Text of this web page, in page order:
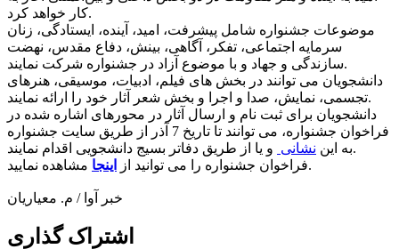
کار خواهد کرد.
موضوعات جشنواره شامل پیشرفت، امید، آینده، ایستادگی، زنان
سرمایه اجتماعی، تفکر، آگاهی، بینش، دفاع مقدس، نهضت
سازندگی و جهاد و با موضوع آزاد در جشنواره شرکت نمایند.
دانشجویان می توانند در بخش های فیلم، ادبیات، موسیقی، هنرهای
تجسمی، نمایش، صدا و اجرا و بخش شعر آثار خود را ارائه نمایند.
دانشجویان برای ثبت نام و ارسال آثار در محورهای اشاره شده در
فراخوان جشنواره، می توانند تا تاریخ 7 آذر از طریق سایت جشنواره
به این نشانی
و یا از طریق دفاتر بسیج دانشجویی اقدام نمایند.
فراخوان جشنواره را می توانید از
اینجا مشاهده نمایید.
خبر آوا / م. معیاریان
اشتراک گذاری